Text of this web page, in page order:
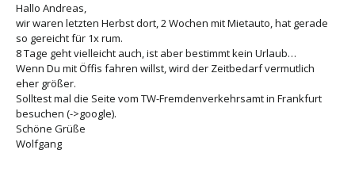
Hallo Andreas,
wir waren letzten Herbst dort, 2 Wochen mit Mietauto, hat gerade
so gereicht für 1x rum.
8 Tage geht vielleicht auch, ist aber bestimmt kein Urlaub…
Wenn Du mit Öffis fahren willst, wird der Zeitbedarf vermutlich
eher größer.
Solltest mal die Seite vom TW-Fremdenverkehrsamt in Frankfurt
besuchen (->google).
Schöne Grüße
Wolfgang